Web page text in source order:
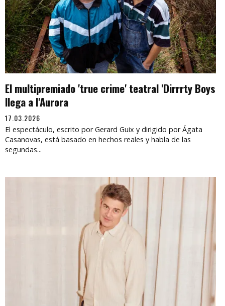
El multipremiado 'true crime' teatral 'Dirrrty Boys
llega a l'Aurora
17.03.2026
El espectáculo, escrito por Gerard Guix y dirigido por Ágata
Casanovas, está basado en hechos reales y habla de las
segundas...